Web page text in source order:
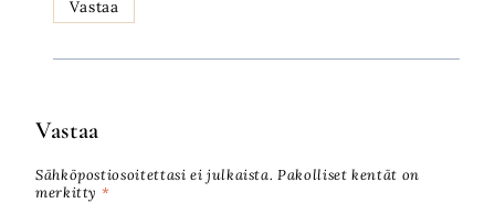
Vastaa
Vastaa
Sähköpostiosoitettasi ei julkaista. Pakolliset kentät on
merkitty *